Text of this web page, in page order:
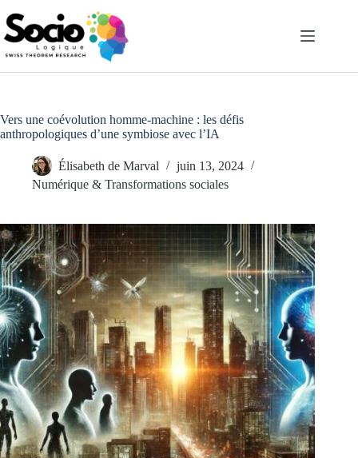
au
contenu
Vers une coévolution homme-machine : les défis
anthropologiques d’une symbiose avec l’IA
Élisabeth de Marval
juin 13, 2024
Numérique & Transformations sociales